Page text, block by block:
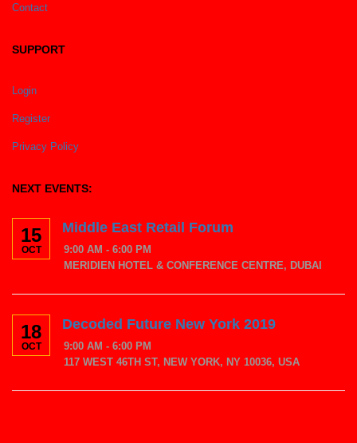
Contact
SUPPORT
Login
Register
Privacy Policy
NEXT EVENTS:
15
OCT
Middle East Retail Forum
9:00 AM - 6:00 PM
MERIDIEN HOTEL & CONFERENCE CENTRE, DUBAI
18
OCT
Decoded Future New York 2019
9:00 AM - 6:00 PM
117 WEST 46TH ST, NEW YORK, NY 10036, USA